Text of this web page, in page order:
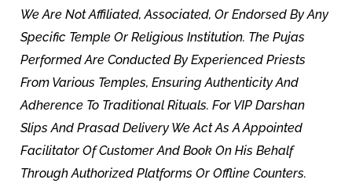
We Are Not Affiliated, Associated, Or Endorsed By Any
Specific Temple Or Religious Institution. The Pujas
Performed Are Conducted By Experienced Priests
From Various Temples, Ensuring Authenticity And
Adherence To Traditional Rituals. For VIP Darshan
Slips And Prasad Delivery We Act As A Appointed
Facilitator Of Customer And Book On His Behalf
Through Authorized Platforms Or Offline Counters.